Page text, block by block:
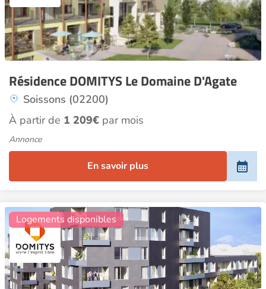
Résidence DOMITYS Le Domaine D'Agate
Soissons (02200)
À partir de 1 209€ par mois
Annonce
En savoir plus
Logements disponibles